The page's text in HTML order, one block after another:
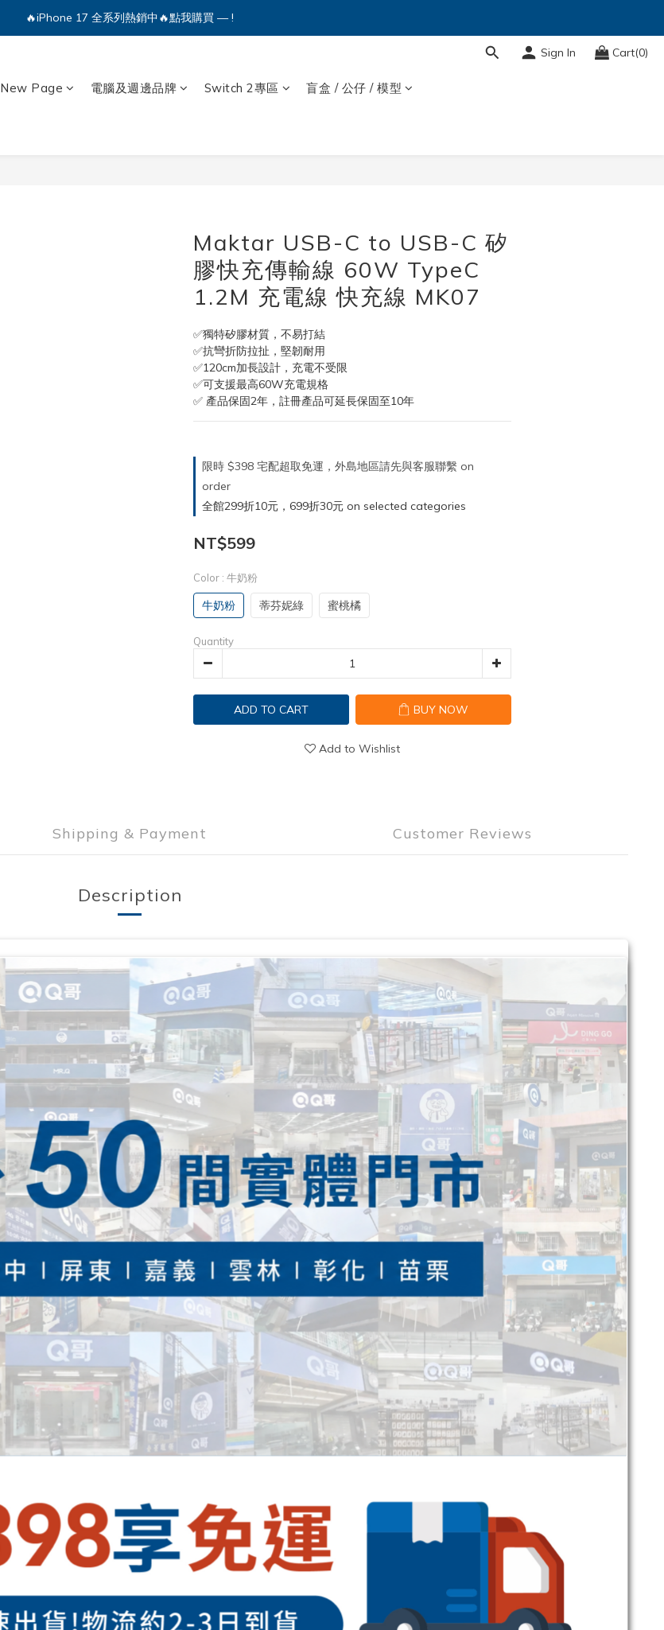
🔥iPhone 17 全系列熱銷中🔥點我購買 — !
🔥iPhone 17 全系列熱銷中🔥點我購買 — !
🔥iPhone 17 全系列熱銷中🔥點我購買 — !
Sign In Cart(0)
New Page 電腦及週邊品牌 Switch 2專區 盲盒 / 公仔 / 模型
Maktar USB-C to USB-C 矽
膠快充傳輸線 60W TypeC
1.2M 充電線 快充線 MK07
✅獨特矽膠材質，不易打結
✅抗彎折防拉扯，堅韌耐用
✅120cm加長設計，充電不受限
✅可支援最高60W充電規格
✅ 產品保固2年，註冊產品可延長保固至10年
限時 $398 宅配超取免運，外島地區請先與客服聯繫 on
order
全館299折10元，699折30元 on selected categories
NT$599
Color : 牛奶粉
牛奶粉 蒂芬妮綠 蜜桃橘
Quantity
ADD TO CART BUY NOW
Add to Wishlist
Shipping & Payment Customer Reviews
Description